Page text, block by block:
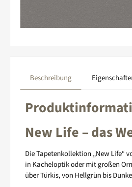
Beschreibung
New Life – das
Die Tapetenkollektion „New Life“
in Kacheloptik oder mit großen
über Türkis, von Hellgrün bis